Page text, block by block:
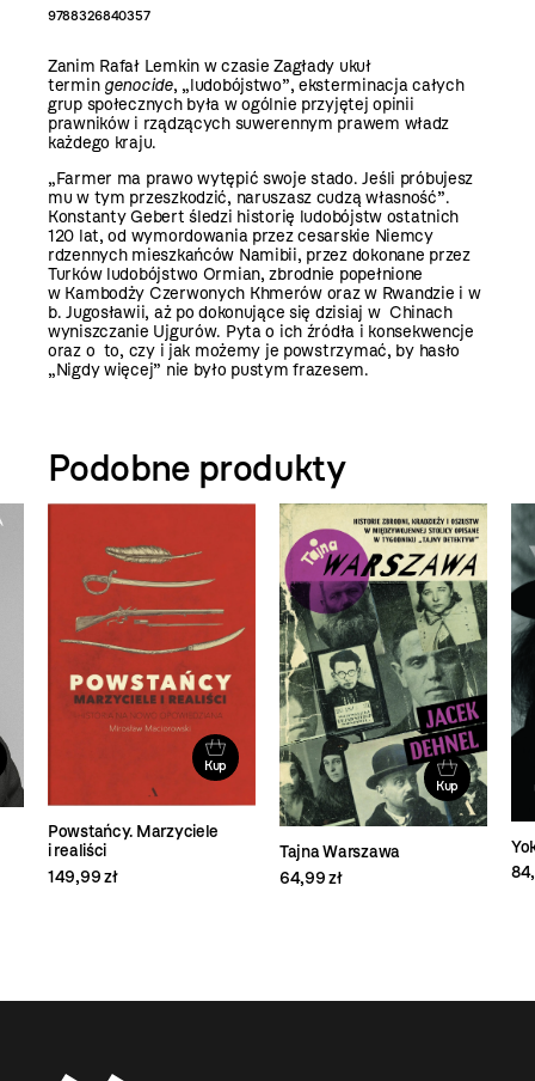
9788326840357
Zanim Rafał Lemkin w czasie Zagłady ukuł
termin genocide, „ludobójstwo”, eksterminacja całych
grup społecznych była w ogólnie przyjętej opinii
prawników i rządzących suwerennym prawem władz
każdego kraju.
„Farmer ma prawo wytępić swoje stado. Jeśli próbujesz
mu w tym przeszkodzić, naruszasz cudzą własność”.
Konstanty Gebert śledzi historię ludobójstw ostatnich
120 lat, od wymordowania przez cesarskie Niemcy
rdzennych mieszkańców Namibii, przez dokonane przez
Turków ludobójstwo Ormian, zbrodnie popełnione
w Kambodży Czerwonych Khmerów oraz w Rwandzie i w
b. Jugosławii, aż po dokonujące się dzisiaj w Chinach
wyniszczanie Ujgurów. Pyta o ich źródła i konsekwencje
oraz o to, czy i jak możemy je powstrzymać, by hasło
„Nigdy więcej” nie było pustym frazesem.
Podobne produkty
Kup
Powstańcy. Marzyciele
i realiści
149,99 zł
Kup
Tajna Warszawa
64,99 zł